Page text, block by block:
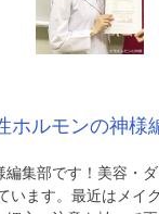
ホルモンの神様
編集部です！美容・
います。最近はメイ